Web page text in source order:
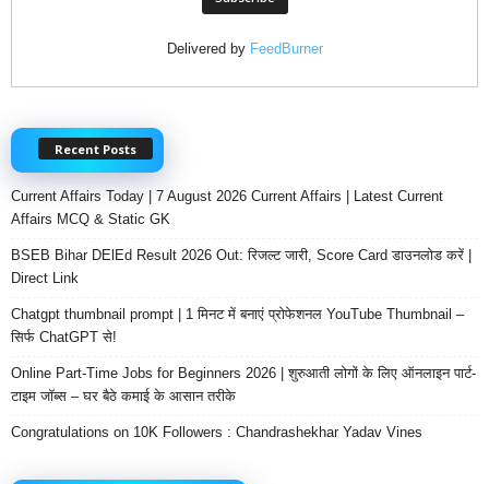
Delivered by FeedBurner
Recent Posts
Current Affairs Today | 7 August 2026 Current Affairs | Latest Current
Affairs MCQ & Static GK
BSEB Bihar DElEd Result 2026 Out: रिजल्ट जारी, Score Card डाउनलोड करें |
Direct Link
Chatgpt thumbnail prompt | 1 मिनट में बनाएं प्रोफेशनल YouTube Thumbnail –
सिर्फ ChatGPT से!
Online Part-Time Jobs for Beginners 2026 | शुरुआती लोगों के लिए ऑनलाइन पार्ट-
टाइम जॉब्स – घर बैठे कमाई के आसान तरीके
Congratulations on 10K Followers : Chandrashekhar Yadav Vines